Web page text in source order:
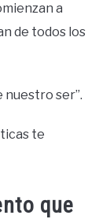
a
de todos los
nuestro ser”.
te
que